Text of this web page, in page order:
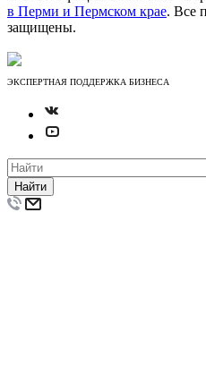
в Перми и Пермском крае. Все
защищены.
ЭКСПЕРТНАЯ ПОДДЕРЖКА БИЗНЕСА
Найти